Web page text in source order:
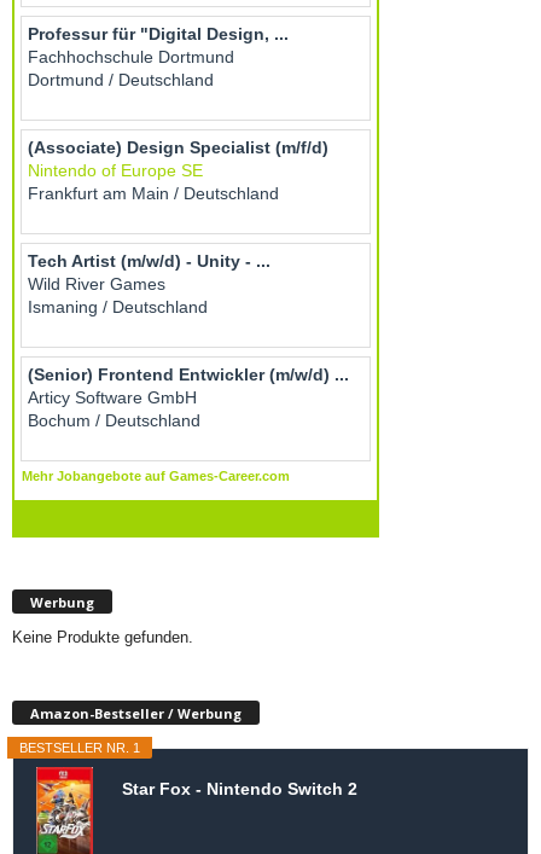
Werbung
Keine Produkte gefunden.
Amazon-Bestseller / Werbung
BESTSELLER NR. 1
Star Fox - Nintendo Switch 2